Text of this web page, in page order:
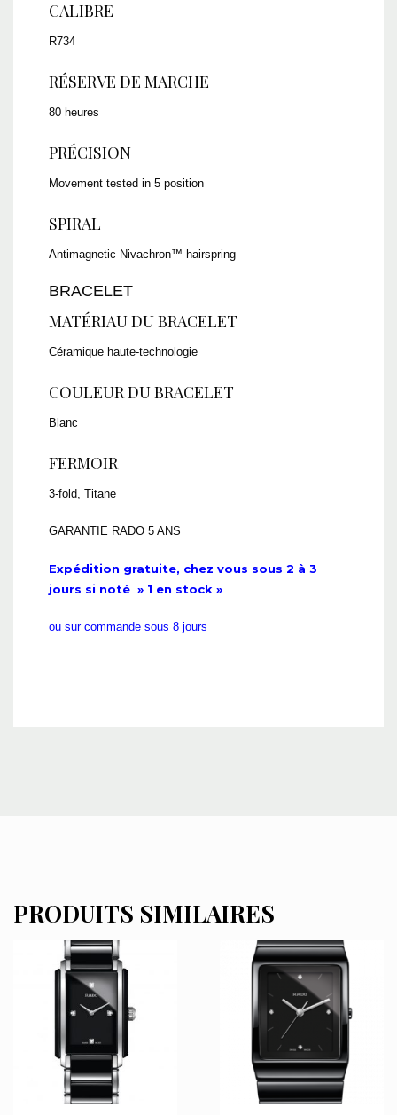
CALIBRE
R734
RÉSERVE DE MARCHE
80 heures
PRÉCISION
Movement tested in 5 position
SPIRAL
Antimagnetic Nivachron™ hairspring
BRACELET
MATÉRIAU DU BRACELET
Céramique haute-technologie
COULEUR DU BRACELET
Blanc
FERMOIR
3-fold, Titane
GARANTIE RADO 5 ANS
Expédition gratuite, chez vous sous 2 à 3
jours si noté » 1 en stock »
ou sur commande sous 8 jours
PRODUITS SIMILAIRES